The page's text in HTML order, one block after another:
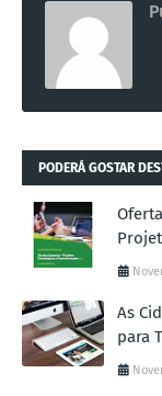
PODERÁ GOSTAR
As
para